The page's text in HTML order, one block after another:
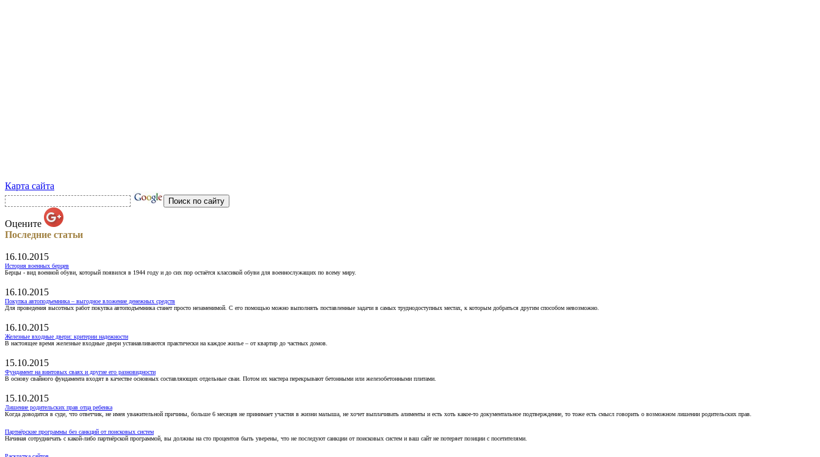
Карта сайта
Оцените
Последние статьи
16.10.2015
История военных берцев
Берцы - вид военной обуви, который появился в 1944 году и до сих пор остаётся классикой обуви для военнослужащих по всему миру.
16.10.2015
Покупка автоподъемника – выгодное вложение денежных средств
Для проведения высотных работ покупка автоподъемника станет просто незаменимой. С его помощью можно выполнять поставленные задачи в самых труднодоступных местах, к которым добраться другим способом невозможно.
16.10.2015
Железные входные двери: критерии надежности
В настоящее время железные входные двери устанавливаются практически на каждое жилье – от квартир до частных домов.
15.10.2015
Фундамент на винтовых сваях и другие его разновидности
В основу свайного фундамента входят в качестве основных составляющих отдельные сваи. Потом их мастера перекрывают бетонными или железобетонными плитами.
15.10.2015
Лишение родительских прав отца ребенка
Когда доводится в суде, что ответчик, не имея уважительной причины, больше 6 месяцев не принимает участия в жизни малыша, не хочет выплачивать алименты и есть хоть какое-то документальное подтверждение, то тоже есть смысл говорить о возможном лишении родительских прав.
Партнёрские программы без санкций от поисковых систем
Начиная сотрудничать с какой-либо партнёрской программой, вы должны на сто процентов быть уверены, что не последуют санкции от поисковых систем и ваш сайт не потеряет позиции с посетителями.